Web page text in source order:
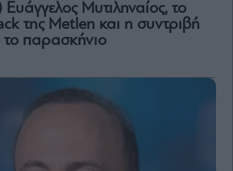
Μυτιληναίος, το
της Μetlen και η συντριβή
παρασκήνιο